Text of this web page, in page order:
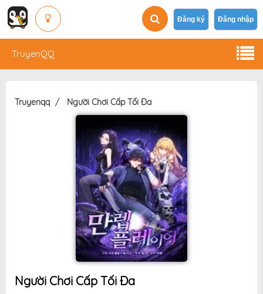
Đăng ký Đăng nhập
TruyenQQ
Truyenqq Người Chơi Cấp Tối Đa
Người Chơi Cấp Tối Đa